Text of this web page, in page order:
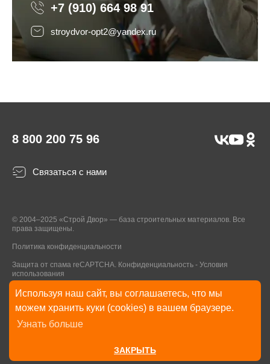
Используя наш сайт, вы соглашаетесь, что мы
можем хранить куки (cookies) в вашем браузере.
Узнать больше
ЗАКРЫТЬ
+7 (910) 664 98 91
stroydvor-opt2@yandex.ru
8 800 200 75 96
Связаться с нами
© 2004–2025 «Строй Двор» — база строительных материалов. Все
права защищены.
Политика конфиденциальности
Защита от спама reCAPTCHA. Конфиденциальность - Условия
использования
* Указанные на Сайте цены, комплектации, описания и технические
характеристики могут быть изменены в любое время без уведомления
пользователей Сайта. Внешний вид товаров и упаковки может